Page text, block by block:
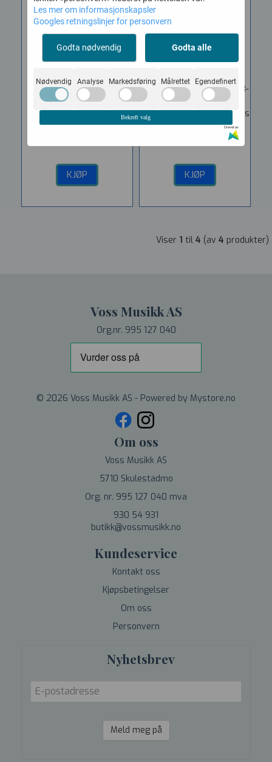
ART PHANTOM1 48V
Phantom ...
ART - PHANTOM1 48V
Phantom Power Supply
Different condenser
microphones specify...
KJØP
ART S8 3WAY Eight
Channel ...
ART S8-3Way 8-Channel 3-
Way Mic Splitter The S8-
3Way lets your mic signals
be in...
KJØP
Viser 1 til 4 (av 4 produkter)
Voss Musikk AS
Org.nr. 995 127 040
© 2026 Voss Musikk AS - Powered by Mystore.no
Om oss
Voss Musikk AS
5710 Skulestadmo
Org. nr. 995 127 040 mva
930 54 931
butikk@vossmusikk.no
Kundeservice
Kontakt oss
Kjøpsbetingelser
Om oss
Personvern
Nyhetsbrev
Meld meg på
Les mer om informasjonskapsler
Googles retningslinjer for personvern
Godta nødvendig Godta alle
Nødvendig Analyse Markedsføring Målrettet Egendefinert
Bekreft valg
Drevet av